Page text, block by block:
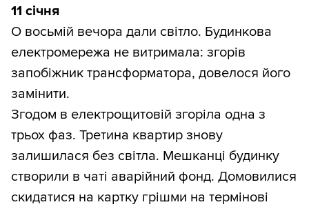
11 січня
О восьмій вечора дали світло. Будинкова
електромережа не витримала: згорів
запобіжник трансформатора, довелося його
замінити.
Згодом в електрощитовій згоріла одна з
трьох фаз. Третина квартир знову
залишилася без світла. Мешканці будинку
створили в чаті аварійний фонд. Домовилися
скидатися на картку грішми на термінові